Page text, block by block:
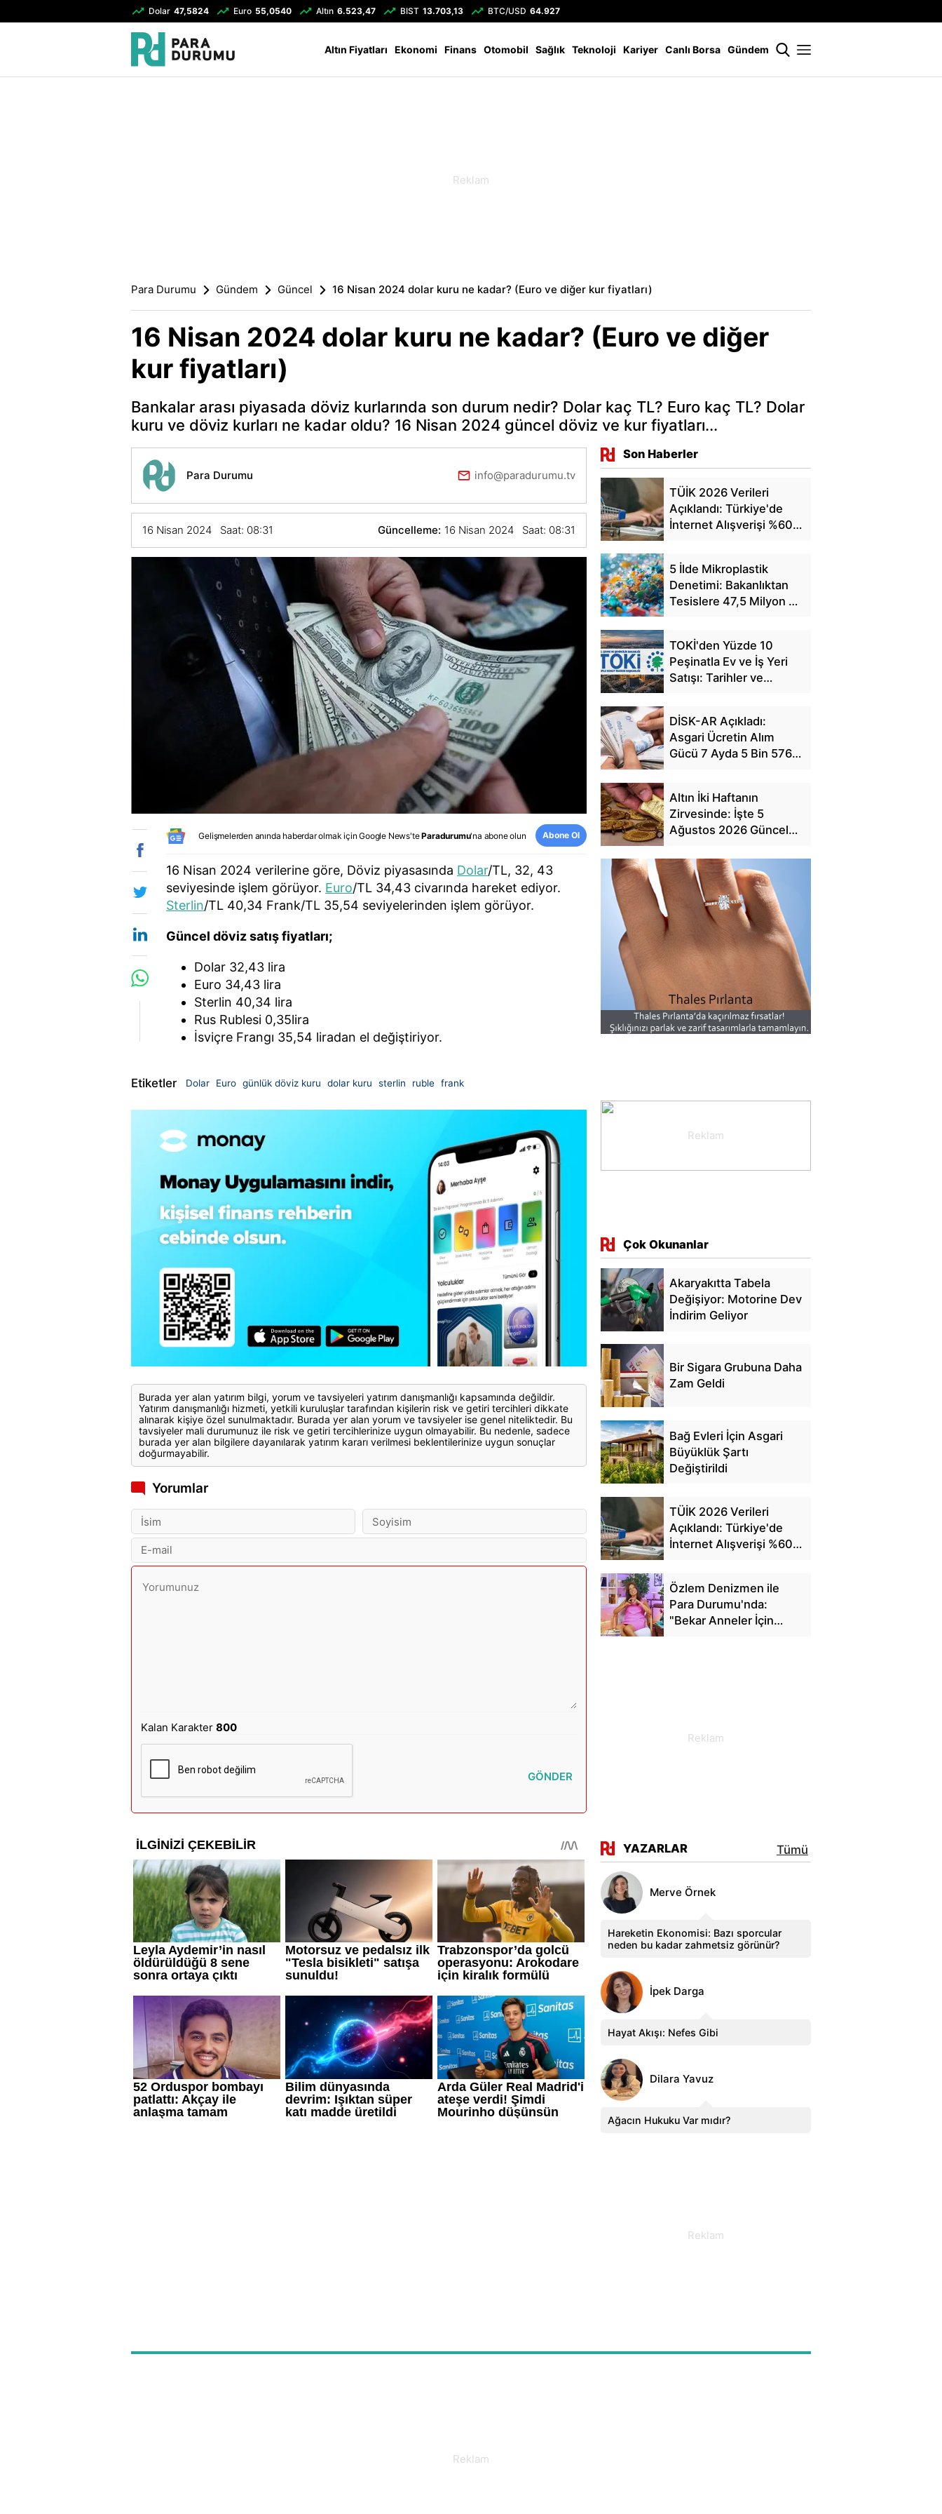
Dolar 47,5824 Euro 55,0540 Altın 6.523,47 BIST 13.703,13 BTC/USD 64.927
Altın Fiyatları Ekonomi Finans Otomobil Sağlık Teknoloji Kariyer Canlı Borsa Gündem
Para Durumu Gündem Güncel 16 Nisan 2024 dolar kuru ne kadar? (Euro ve diğer kur fiyatları)
16 Nisan 2024 dolar kuru ne kadar? (Euro ve diğer
kur fiyatları)
Bankalar arası piyasada döviz kurlarında son durum nedir? Dolar kaç TL? Euro kaç TL? Dolar
kuru ve döviz kurları ne kadar oldu? 16 Nisan 2024 güncel döviz ve kur fiyatları...
Para Durumu info@paradurumu.tv
16 Nisan 2024 Saat: 08:31 Güncelleme: 16 Nisan 2024 Saat: 08:31
Gelişmelerden anında haberdar olmak içinGoogle News'teParadurumu'na abone olun Abone Ol
16 Nisan 2024 verilerine göre, Döviz piyasasında Dolar/TL, 32, 43
seviyesinde işlem görüyor. Euro/TL 34,43 civarında hareket ediyor.
Sterlin/TL 40,34 Frank/TL 35,54 seviyelerinden işlem görüyor.
Güncel döviz satış fiyatları;
Dolar 32,43 lira
Euro 34,43 lira
Sterlin 40,34 lira
Rus Rublesi 0,35lira
İsviçre Frangı 35,54 liradan el değiştiriyor.
Etiketler Dolar Euro günlük döviz kuru dolar kuru sterlin ruble frank
Burada yer alan yatırım bilgi, yorum ve tavsiyeleri yatırım danışmanlığı kapsamında değildir.
Yatırım danışmanlığı hizmeti, yetkili kuruluşlar tarafından kişilerin risk ve getiri tercihleri dikkate
alınarak kişiye özel sunulmaktadır. Burada yer alan yorum ve tavsiyeler ise genel niteliktedir. Bu
tavsiyeler mali durumunuz ile risk ve getiri tercihlerinize uygun olmayabilir. Bu nedenle, sadece
burada yer alan bilgilere dayanılarak yatırım kararı verilmesi beklentilerinize uygun sonuçlar
doğurmayabilir.
Yorumlar
Kalan Karakter800
GÖNDER
Son Haberler
TÜİK 2026 Verileri
Açıklandı: Türkiye'de
İnternet Alışverişi %60'a
5 İlde Mikroplastik
Denetimi: Bakanlıktan
Tesislere 47,5 Milyon TL
TOKİ'den Yüzde 10
Peşinatla Ev ve İş Yeri
Satışı: Tarihler ve
DİSK-AR Açıkladı:
Asgari Ücretin Alım
Gücü 7 Ayda 5 Bin 576
Altın İki Haftanın
Zirvesinde: İşte 5
Ağustos 2026 Güncel
Çok Okunanlar
Akaryakıtta Tabela
Değişiyor: Motorine Dev
İndirim Geliyor
Bir Sigara Grubuna Daha
Zam Geldi
Bağ Evleri İçin Asgari
Büyüklük Şartı
Değiştirildi
TÜİK 2026 Verileri
Açıklandı: Türkiye'de
İnternet Alışverişi %60'a
Özlem Denizmen ile
Para Durumu'nda:
"Bekar Anneler İçin
YAZARLAR Tümü
Merve Örnek
Hareketin Ekonomisi: Bazı sporcular
neden bu kadar zahmetsiz görünür?
İpek Darga
Hayat Akışı: Nefes Gibi
Dilara Yavuz
Ağacın Hukuku Var mıdır?